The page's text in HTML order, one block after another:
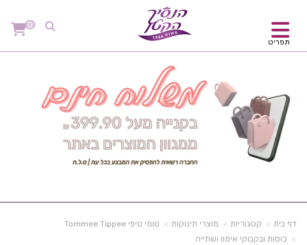
תפריט
0
דף בית קטגוריות מוצרי תינוקות
טומי טיפי Tommee Tippee
כוסות ובקבוקי אימון ושתייה